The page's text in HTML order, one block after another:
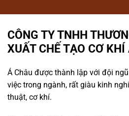
CÔNG TY TNHH
XUẤT CHẾ TẠO CƠ KHÍ
Á Châu được thành lập với đội
việc trong ngành, rất giàu kinh
thuật, cơ khí.